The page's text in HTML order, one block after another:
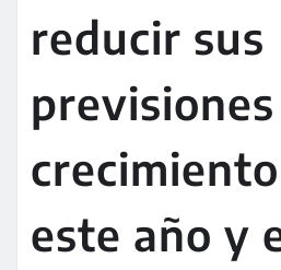
reducir sus
este año y